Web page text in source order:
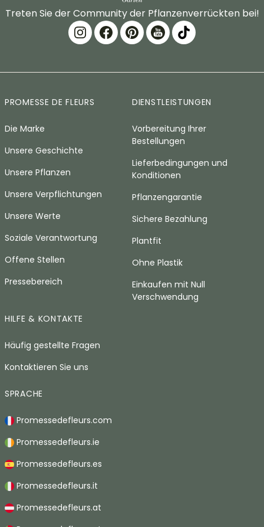
Treten Sie der Community der Pflanzenverrückten bei!
PROMESSE DE FLEURS
Die Marke
Unsere Geschichte
Unsere Pflanzen
Unsere Verpflichtungen
Unsere Werte
Soziale Verantwortung
Offene Stellen
Pressebereich
DIENSTLEISTUNGEN
Vorbereitung Ihrer
Bestellungen
Lieferbedingungen und
Konditionen
Pflanzengarantie
Sichere Bezahlung
Plantfit
Ohne Plastik
Einkaufen mit Null
Verschwendung
HILFE & KONTAKTE
Häufig gestellte Fragen
Kontaktieren Sie uns
SPRACHE
Promessedefleurs.com
Promessedefleurs.ie
Promessedefleurs.es
Promessedefleurs.it
Promessedefleurs.at